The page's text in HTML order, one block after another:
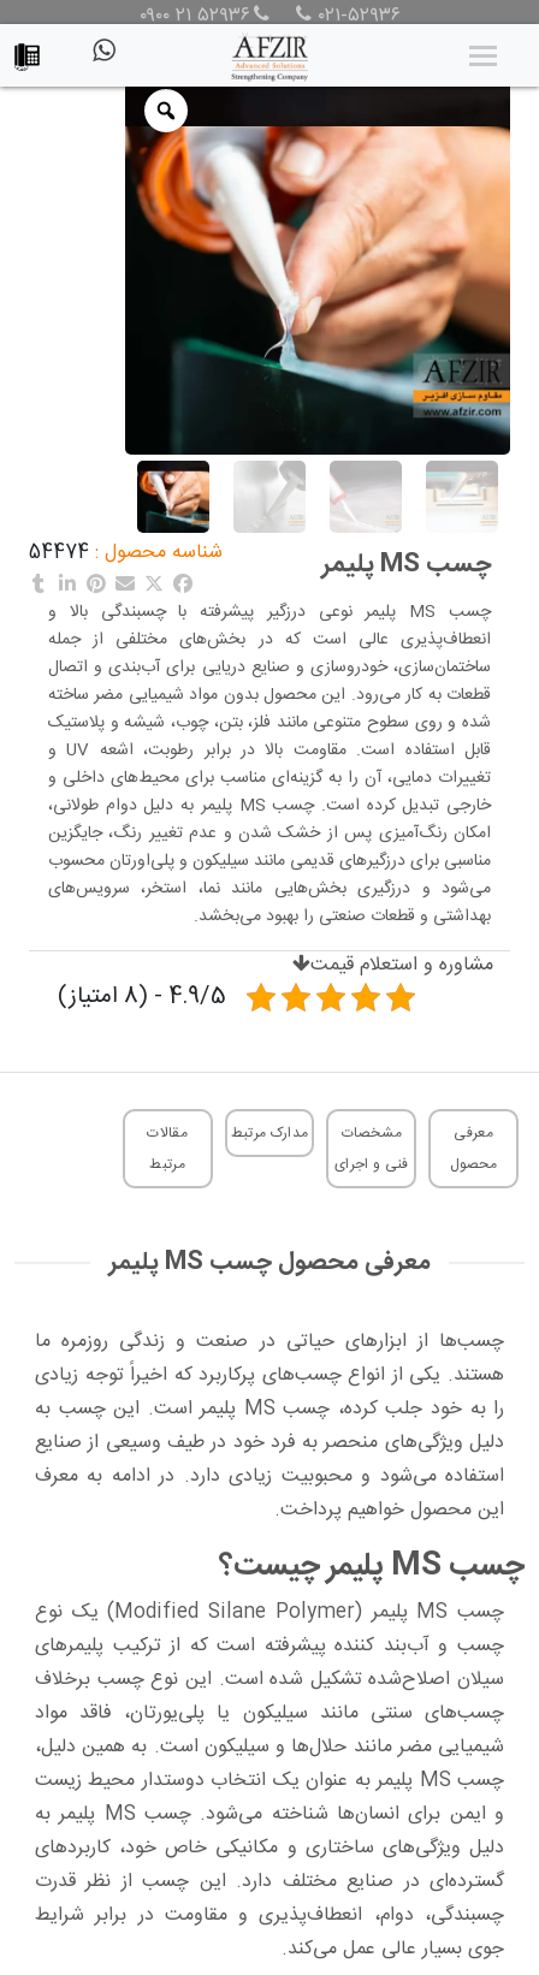
۰۲۱-۵۲۹۳۶ ۰۹۰۰ ۲۱ ۵۲۹۳۶ محصولات/محصولات/پوشش حفاظتی/عایق رطوبتی و مواد آب
بندی
چسب MS پلیمر شناسه محصول :54474
چسب MS پلیمر نوعی درزگیر پیشرفته با چسبندگی بالا و
انعطاف‌پذیری عالی است که در بخش‌های مختلفی از جمله
ساختمان‌سازی، خودروسازی و صنایع دریایی برای آب‌بندی و اتصال
قطعات به کار می‌رود. این محصول بدون مواد شیمیایی مضر ساخته
شده و روی سطوح متنوعی مانند فلز، بتن، چوب، شیشه و پلاستیک
قابل استفاده است. مقاومت بالا در برابر رطوبت، اشعه UV و
تغییرات دمایی، آن را به گزینه‌ای مناسب برای محیط‌های داخلی و
خارجی تبدیل کرده است. چسب MS پلیمر به دلیل دوام طولانی،
امکان رنگ‌آمیزی پس از خشک شدن و عدم تغییر رنگ، جایگزین
مناسبی برای درزگیرهای قدیمی مانند سیلیکون و پلی‌اورتان محسوب
می‌شود و درزگیری بخش‌هایی مانند نما، استخر، سرویس‌های
بهداشتی و قطعات صنعتی را بهبود می‌بخشد.
مشاوره و استعلام قیمت
4.9/5 - (8 امتیاز)
معرفی
محصول
مشخصات
فنی و اجرای
مدارک مرتبط
مقالات
مرتبط
معرفی محصول چسب MS پلیمر
چسب‌ها از ابزارهای حیاتی در صنعت و زندگی روزمره ما
هستند. یکی از انواع چسب‌های پرکاربرد که اخیراً توجه زیادی
را به خود جلب کرده، چسب MS پلیمر است. این چسب به
دلیل ویژگی‌های منحصر به فرد خود در طیف وسیعی از صنایع
استفاده می‌شود و محبوبیت زیادی دارد. در ادامه به معرف
این محصول خواهیم پرداخت.
چسب MS پلیمر چیست؟
چسب MS پلیمر (Modified Silane Polymer) یک نوع
چسب و آب‌بند کننده پیشرفته است که از ترکیب پلیمرهای
سیلان اصلاح‌شده تشکیل شده است. این نوع چسب برخلاف
چسب‌های سنتی مانند سیلیکون یا پلی‌یورتان، فاقد مواد
شیمیایی مضر مانند حلال‌ها و سیلیکون است. به همین دلیل،
چسب MS پلیمر به عنوان یک انتخاب دوستدار محیط زیست
و ایمن برای انسان‌ها شناخته می‌شود. چسب MS پلیمر به
دلیل ویژگی‌های ساختاری و مکانیکی خاص خود، کاربردهای
گسترده‌ای در صنایع مختلف دارد. این چسب از نظر قدرت
چسبندگی، دوام، انعطاف‌پذیری و مقاومت در برابر شرایط
جوی بسیار عالی عمل می‌کند.